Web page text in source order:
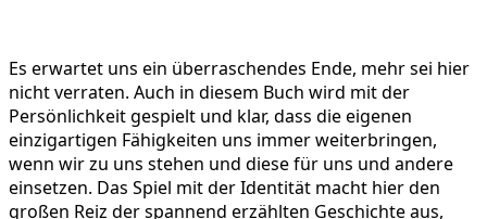
Es erwartet uns ein überraschendes Ende, mehr sei hier
nicht verraten. Auch in diesem Buch wird mit der
Persönlichkeit gespielt und klar, dass die eigenen
einzigartigen Fähigkeiten uns immer weiterbringen,
wenn wir zu uns stehen und diese für uns und andere
einsetzen. Das Spiel mit der Identität macht hier den
großen Reiz der spannend erzählten Geschichte aus,